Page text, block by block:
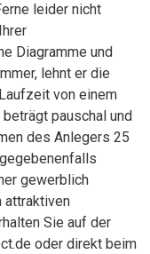
leider nicht
Diagramme und
lehnt er die
von einem
pauschal und
des Anlegers 25
gewerblich
attraktiven
Sie auf der
oder direkt beim